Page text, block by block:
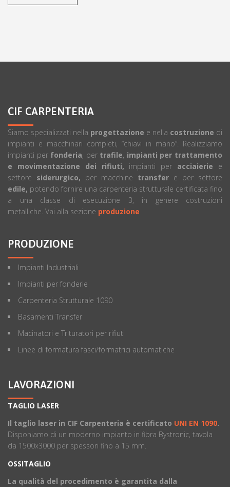
CIF CARPENTERIA
Siamo specializzati nella progettazione e nella costruzione di
impianti e macchinari completi, “chiavi in mano”. Realizziamo
impianti per fonderia, per trafile, impianti per trattamento
e movimentazione dei rifiuti, impianti per acciaierie e
settore siderurgico, per macchine transfer e per settore
edile, potendo fornire una carpenteria strutturale certificata fino
a una classe di esecuzione 3, in genere costruzioni
metalliche. Vai alla sezione produzione
PRODUZIONE
Impianti Industriali
Impianti per fonderie
Carpenteria Strutturale 1090
Basamenti Transfer
Macinatori e Trituratori per rifiuti
Linee di formatura fasci/formatrici automatiche
LAVORAZIONI
TAGLIO LASER
Il taglio laser in CIF Carpenteria è certificato UNI EN 1090.
Disponiamo di un moderno impianto in fibra Bystronic, tavola
da 1500x3000 per spessori fino a 15 mm.
OSSITAGLIO
La qualità del procedimento è garantita dalla